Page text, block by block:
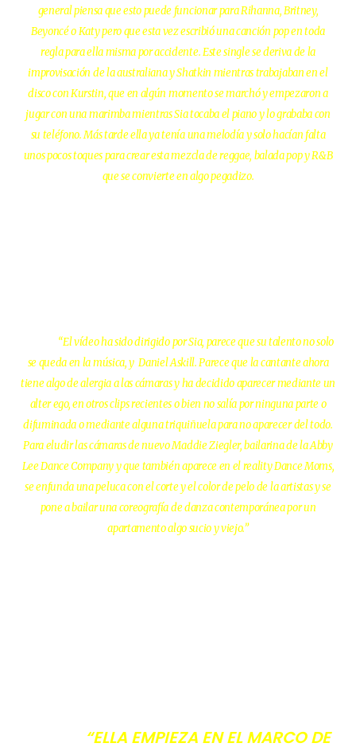
general piensa que esto puede funcionar para Rihanna, Britney,
Beyoncé o Katy pero que esta vez escribió una canción pop en toda
regla para ella misma por accidente. Este single se deriva de la
improvisación de la australiana y Shatkin mientras trabajaban en el
disco con Kurstin, que en algún momento se marchó y empezaron a
jugar con una marimba mientras Sia tocaba el piano y lo grababa con
su teléfono. Más tarde ella ya tenía una melodía y solo hacían falta
unos pocos toques para crear esta mezcla de reggae, balada pop y R&B
que se convierte en algo pegadizo.
“El vídeo ha sido dirigido por Sia, parece que su talento no solo
se queda en la música, y Daniel Askill. Parece que la cantante ahora
tiene algo de alergia a las cámaras y ha decidido aparecer mediante un
alter ego, en otros clips recientes o bien no salía por ninguna parte o
difuminada o mediante alguna triquiñuela para no aparecer del todo.
Para eludir las cámaras de nuevo Maddie Ziegler, bailarina de la Abby
Lee Dance Company y que también aparece en el reality Dance Moms,
se enfunda una peluca con el corte y el color de pelo de la artistas y se
pone a bailar una coreografía de danza contemporánea por un
apartamento algo sucio y viejo.”
“ELLA EMPIEZA EN EL MARCO DE